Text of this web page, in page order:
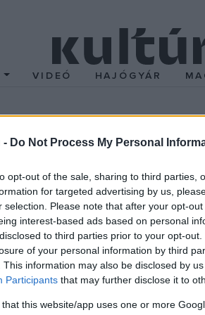
- Do Not Process My Personal
opt-out of the sale, sharing to third parties,
for targeted advertising by us,
selection. Please note that after your opt-
interest-based ads based on personal
to third parties prior to your opt-
of your personal information by third
This information may also be disclosed by
Participants that may further disclose it to
that this website/app uses one or more
VIDEÓ HAJÓGYÁR
rendez
szériában dolgozza fel
lesz az egyik executive
szériában dolgozza fel Steve
producere is.
Anson Boon (1917) alakítja John
a punkikon Jordant.